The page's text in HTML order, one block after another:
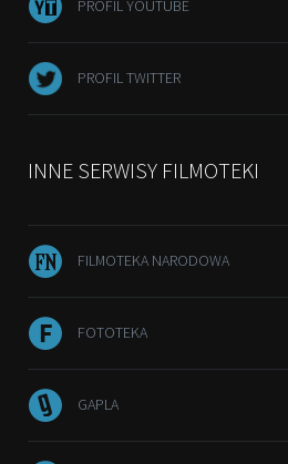
PROFIL YOUTUBE
PROFIL TWITTER
INNE SERWISY FILMOTEKI
FILMOTEKA NARODOWA
FOTOTEKA
GAPLA